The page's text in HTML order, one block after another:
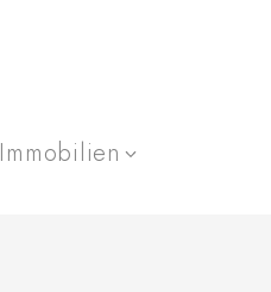
Immobilien